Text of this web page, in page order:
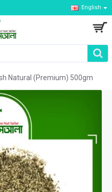
English
Natural (Premium) 500gm